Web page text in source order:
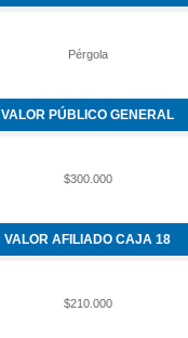
Pérgola
VALOR PÚBLICO GENERAL
$300.000
VALOR AFILIADO CAJA 18
$210.000